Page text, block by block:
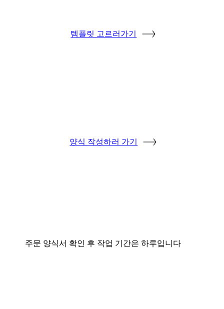
템플릿 고르러가기
양식 작성하러 가기
주문 양식서 확인 후 작업 기간은 하루입니다